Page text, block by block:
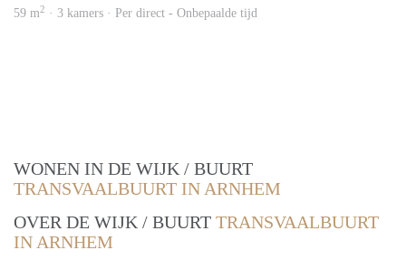
59 m2 · 3 kamers · Per direct - Onbepaalde tijd
WONEN IN DE WIJK / BUURT
TRANSVAALBUURT IN ARNHEM
OVER DE WIJK / BUURT TRANSVAALBUURT
IN ARNHEM